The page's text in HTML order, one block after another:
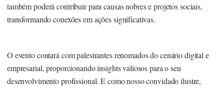
também poderá contribuir para causas nobres e projetos sociais,
transformando conexões em ações significativas.
O evento contará com palestrantes renomados do cenário digital e
empresarial, proporcionando insights valiosos para o seu
desenvolvimento profissional. E como nosso convidado ilustre,